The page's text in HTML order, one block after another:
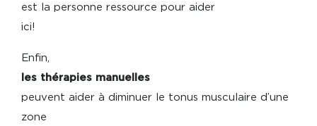
est la personne ressource pour aider
ici!
Enfin,
les thérapies manuelles
peuvent aider à diminuer le tonus musculaire d’une
zone